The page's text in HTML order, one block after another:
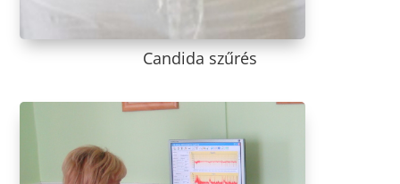
Candida szűrés